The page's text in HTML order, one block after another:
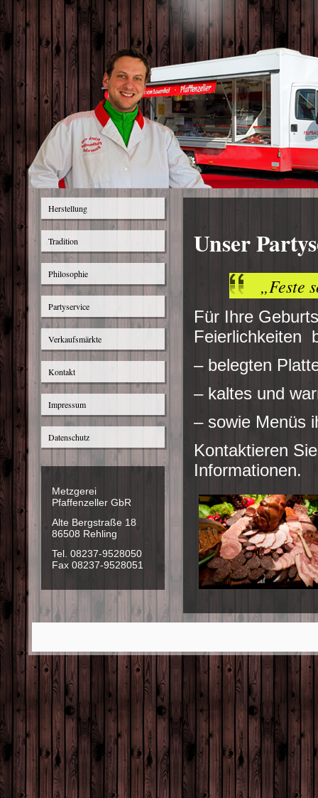
Herstellung
Tradition
Philosophie
Partyservice
Verkaufsmärkte
Kontakt
Impressum
Datenschutz
Metzgerei
Pfaffenzeller GbR
Alte Bergstraße 18
86508 Rehling
Tel. 08237-9528050
Fax 08237-9528051
Unser
„Feste
Für Ihre
Feierlichkeiten
– belegten
– kaltes und
– sowie Menüs
Kontaktieren
Informationen.